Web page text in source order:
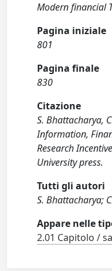
Modern financial
Pagina iniziale
801
Pagina finale
830
Citazione
S. Bhattacharya,
Information,
Research
University press.
Tutti gli autori
S. Bhattacharya;
Appare nelle
2.01 Capitolo /